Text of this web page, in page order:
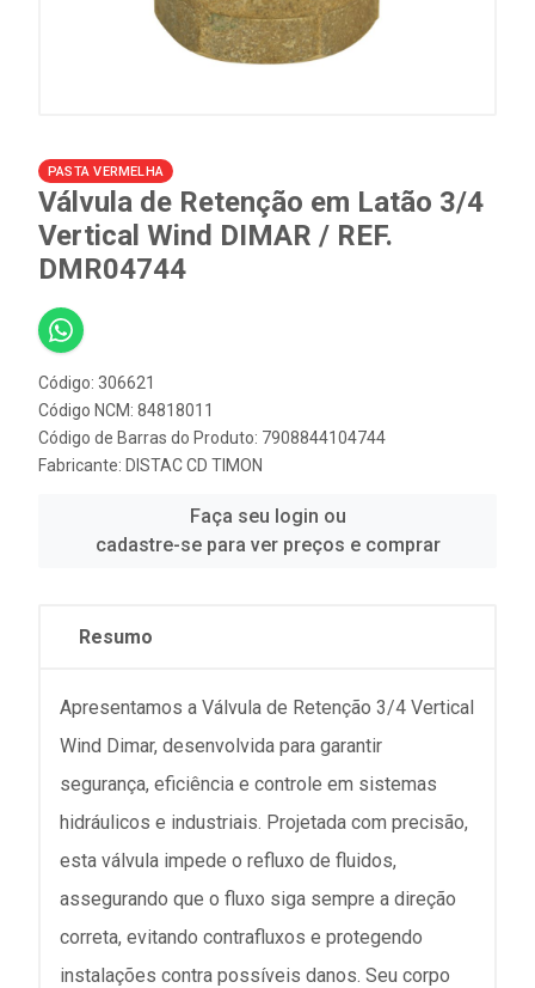
PASTA VERMELHA
Válvula de Retenção em Latão 3/4
Vertical Wind DIMAR / REF.
DMR04744
Código: 306621
Código NCM: 84818011
Código de Barras do Produto: 7908844104744
Fabricante: DISTAC CD TIMON
Faça seu login ou
cadastre-se para ver preços e comprar
Resumo
Apresentamos a Válvula de Retenção 3/4 Vertical
Wind Dimar, desenvolvida para garantir
segurança, eficiência e controle em sistemas
hidráulicos e industriais. Projetada com precisão,
esta válvula impede o refluxo de fluidos,
assegurando que o fluxo siga sempre a direção
correta, evitando contrafluxos e protegendo
instalações contra possíveis danos. Seu corpo